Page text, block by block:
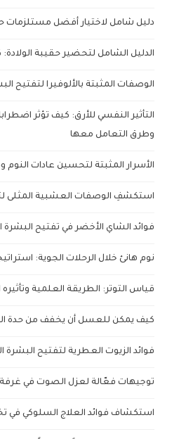
دليل شامل لاختيار أفضل مستلزمات
الدليل الشامل لتحضير حقيبة
الوصفات المثبتة بالألوفيرا لتفتيح
التأثير النفسي للأرق: كيف تؤثر
وطرق التعامل معها
الأسرار المثبتة لتحسين عادات
استكشفِ الوصفات العشبية المثلى
فوائد الشاي الأخضر في تفتيح
نوم هانئ خلال الرحلات الجوية:
قياس التوتر: الطريقة العلمية
كيف يمكن للعسل أن يخفف من حدة
فوائد الزيوت العطرية لتفتيح
توجيهات فعّالة لعزل الصوت في غرفة
استكشاف فوائد العلاج السلوكي في